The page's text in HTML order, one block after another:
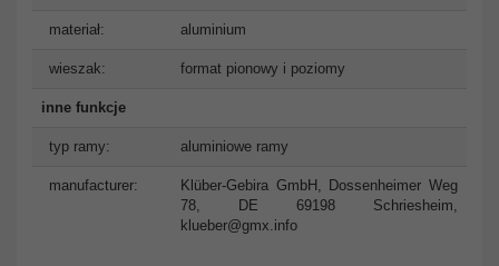
materiał: aluminium
wieszak: format pionowy i poziomy
inne funkcje
typ ramy: aluminiowe ramy
manufacturer:
Klüber-Gebira GmbH, Dossenheimer Weg
78, DE 69198 Schriesheim,
klueber@gmx.info